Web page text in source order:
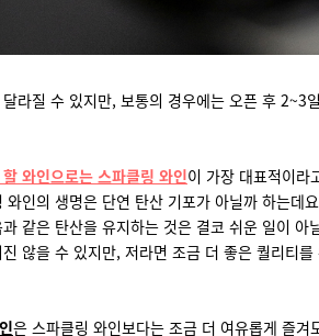
라질 수 있지만, 보통의 경우에는 오픈 후 2~3
와인으로는 스파클링 와인이 가장 대표적이라
인의 생명은 단연 탄산 기포가 아닐까 하는데
같은 탄산을 유지하는 것은 결코 쉬운 일이 아
않을 수 있지만, 저라면 조금 더 좋은 퀄리티
은 스파클링 와인보다는 조금 더 여유롭게 즐겨